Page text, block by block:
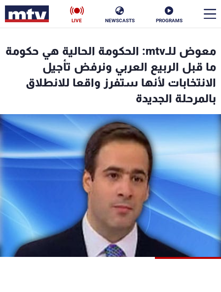
PROGRAMS
NEWSCASTS
LIVE
معوض للـmtv: الحكومة الحالية هي حكومة
ما قبل الربيع العربي ونرفض تأجيل
الانتخابات لأنها ستفرز واقعا للانطلاق
بالمرحلة الجديدة
الأخبار
سياسة ناس
إقتصاد فن
منوعات رياضة
كأس العالم
جدول البرامج
شاهد البرامج
الترددات